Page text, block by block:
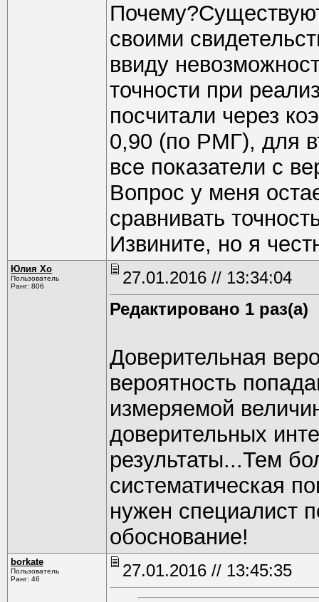
своими
ввиду
точности при
посчитали через
0,90 (по РМГ), для
все показатели с
Вопрос у меня
сравнивать
Извините, но я
Юлия Хо
Пользователь
Ранг: 806
27.01.2016 // 13:34:04
Редактировано 1 раз(а)
Доверительная
вероятность
измеряемой
доверительных
результаты...Тем
систематическая
нужен специалист
обоснование!
borkate
Пользователь
Ранг: 46
27.01.2016 // 13:45:35